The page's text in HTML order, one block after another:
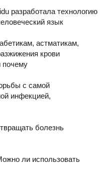
разработала технологию
язык
астматикам,
крови
почему
с самой
инфекцией,
болезнь
ли использовать